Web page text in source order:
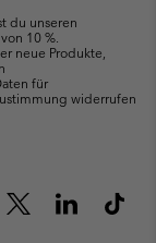
du unseren
10 %.
neue Produkte,
für
widerrufen